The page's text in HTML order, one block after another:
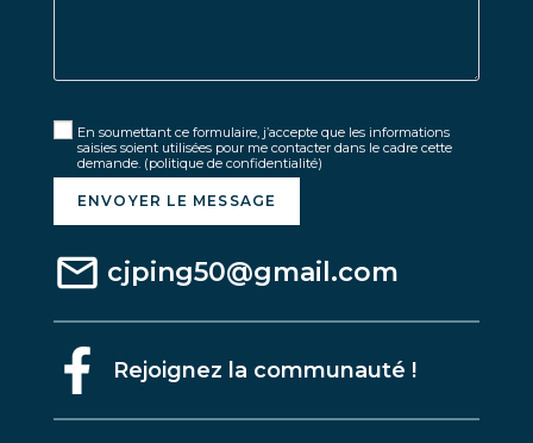
En soumettant ce formulaire, j’accepte que les informations
saisies soient utilisées pour me contacter dans le cadre cette
demande. (politique de confidentialité)
ENVOYER LE MESSAGE
cjping50@gmail.com
Rejoignez la communauté !